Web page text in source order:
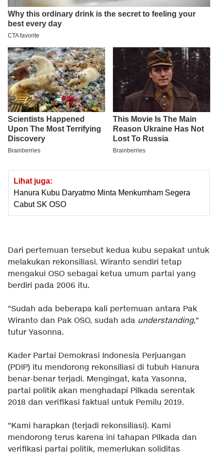
Lihat juga:
Hanura Kubu Daryatmo Minta Menkumham Segera
Cabut SK OSO
Dari pertemuan tersebut kedua kubu sepakat untuk
melakukan rekonsiliasi. Wiranto sendiri tetap
mengakui OSO sebagai ketua umum partai yang
berdiri pada 2006 itu.
"Sudah ada beberapa kali pertemuan antara Pak
Wiranto dan Pak OSO, sudah ada understanding,"
tutur Yasonna.
Kader Partai Demokrasi Indonesia Perjuangan
(PDIP) itu mendorong rekonsiliasi di tubuh Hanura
benar-benar terjadi. Mengingat, kata Yasonna,
partai politik akan menghadapi Pilkada serentak
2018 dan verifikasi faktual untuk Pemilu 2019.
"Kami harapkan (terjadi rekonsiliasi). Kami
mendorong terus karena ini tahapan Pilkada dan
verifikasi partai politik, memerlukan soliditas